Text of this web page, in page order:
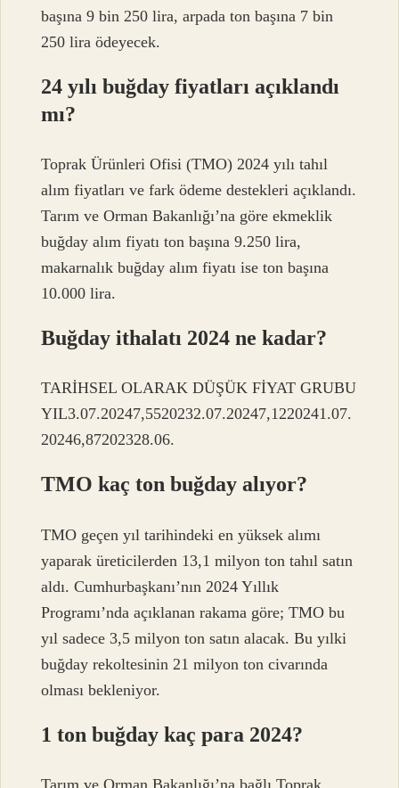
başına 9 bin 250 lira, arpada ton başına 7 bin
250 lira ödeyecek.
24 yılı buğday fiyatları açıklandı
mı?
Toprak Ürünleri Ofisi (TMO) 2024 yılı tahıl
alım fiyatları ve fark ödeme destekleri açıklandı.
Tarım ve Orman Bakanlığı’na göre ekmeklik
buğday alım fiyatı ton başına 9.250 lira,
makarnalık buğday alım fiyatı ise ton başına
10.000 lira.
Buğday ithalatı 2024 ne kadar?
TARİHSEL OLARAK DÜŞÜK FİYAT GRUBU
YIL3.07.20247,5520232.07.20247,1220241.07.
20246,87202328.06.
TMO kaç ton buğday alıyor?
TMO geçen yıl tarihindeki en yüksek alımı
yaparak üreticilerden 13,1 milyon ton tahıl satın
aldı. Cumhurbaşkanı’nın 2024 Yıllık
Programı’nda açıklanan rakama göre; TMO bu
yıl sadece 3,5 milyon ton satın alacak. Bu yılki
buğday rekoltesinin 21 milyon ton civarında
olması bekleniyor.
1 ton buğday kaç para 2024?